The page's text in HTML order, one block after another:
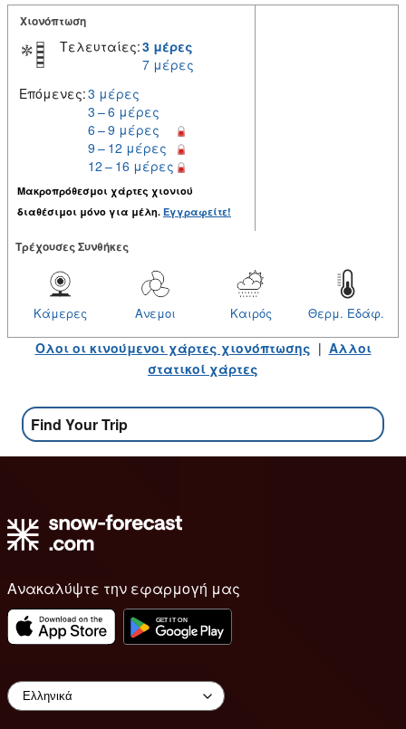
Χιονόπτωση
Τελευταίες:3 μέρες
7 μέρες
Επόμενες:3 μέρες
3 – 6 μέρες
6 – 9 μέρες
9 – 12 μέρες
12 – 16 μέρες
Μακροπρόθεσμοι χάρτες χιονιού
διαθέσιμοι μόνο για μέλη. Εγγραφείτε!
Tρέχουσες Συνθήκες
Θερμ. Εδάφ.
Καιρός
Ανεμοι
Κάμερες
Ολοι οι κινούμενοι χάρτες χιονόπτωσης | Αλλοι
στατικοί χάρτες
Find Your Trip
Ανακαλύψτε την εφαρμογή μας